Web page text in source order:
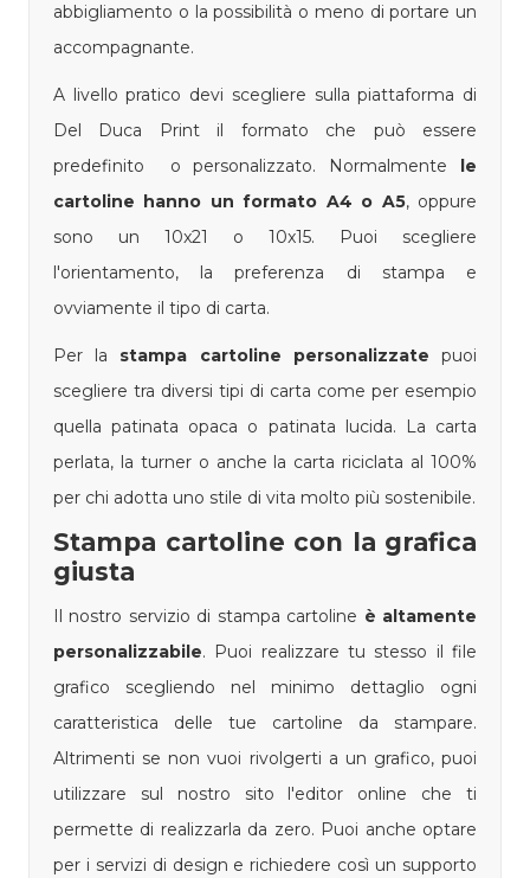
abbigliamento o la possibilità o meno di portare un
accompagnante.
A livello pratico devi scegliere sulla piattaforma di
Del Duca Print il formato che può essere
predefinito o personalizzato. Normalmente
le
cartoline hanno un formato A4 o A5, oppure
sono un 10x21 o 10x15. Puoi scegliere
l'orientamento, la preferenza di stampa e
ovviamente il tipo di carta.
Per la stampa cartoline personalizzatepuoi
scegliere tra diversi tipi di carta come per esempio
quella patinata opaca o patinata lucida. La carta
perlata, la turner o anche la carta riciclata al 100%
per chi adotta uno stile di vita molto più sostenibile.
Stampa cartoline con la grafica
giusta
Il nostro servizio di stampa cartoline è altamente
personalizzabile. Puoi realizzare tu stesso il file
grafico scegliendo nel minimo dettaglio ogni
caratteristica delle tue cartoline da stampare.
Altrimenti se non vuoi rivolgerti a un grafico, puoi
utilizzare sul nostro sito l'editor online che ti
permette di realizzarla da zero. Puoi anche optare
per i servizi di design e richiedere così un supporto